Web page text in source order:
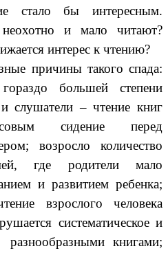
стало бы интересным.
и мало читают?
интерес к чтению?
причины такого спада:
большей степени
слушатели – чтение книг
сидение перед
возросло количество
где родители мало
и развитием ребенка;
взрослого человека
систематическое и
книгами;